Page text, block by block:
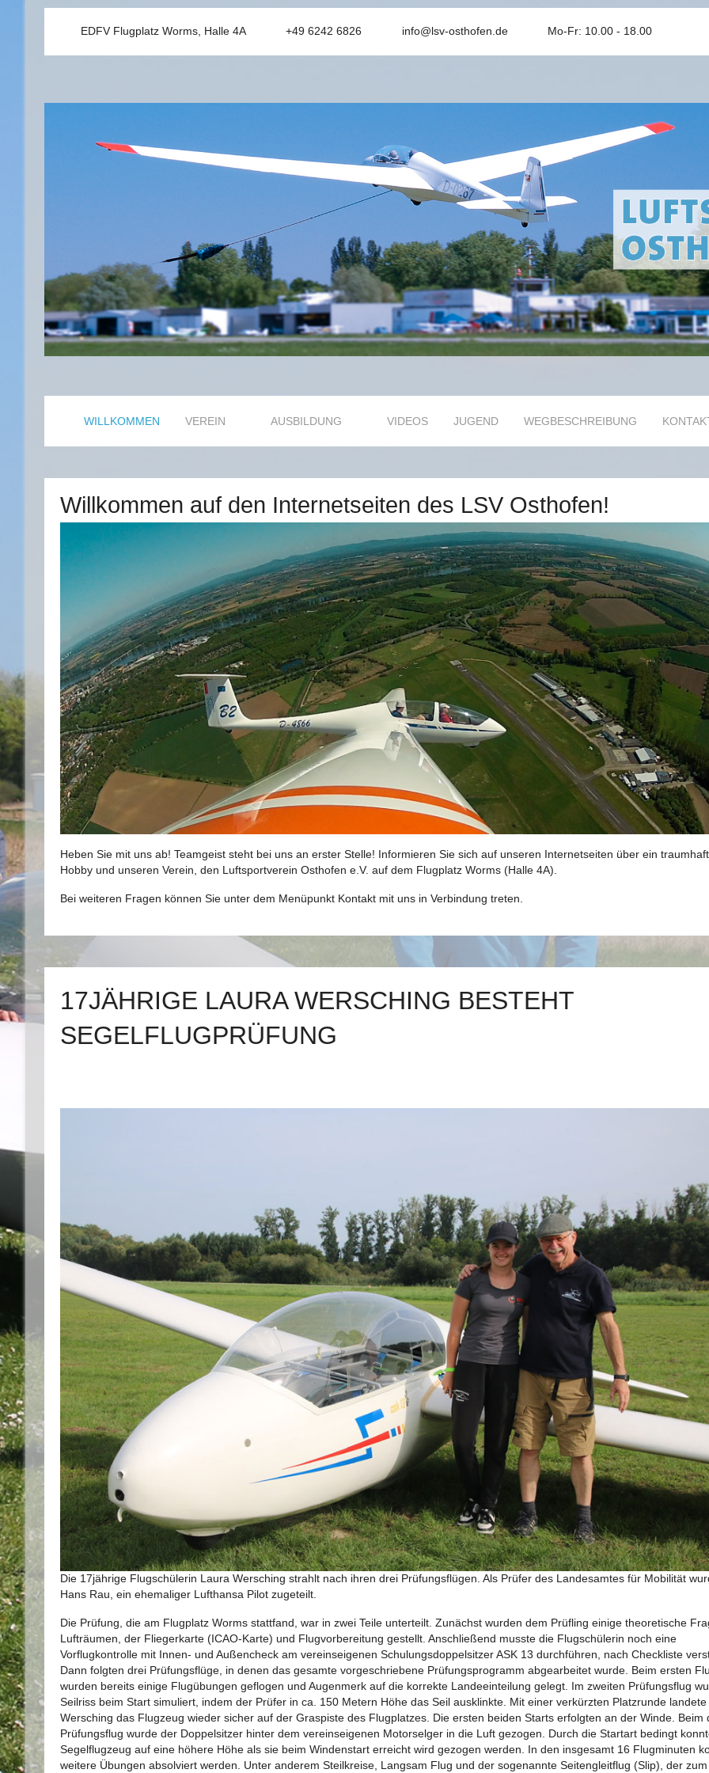
EDFV Flugplatz Worms, Halle 4A +49 6242 6826 info@lsv-osthofen.de Mo-Fr: 10.00 - 18.00
WILLKOMMEN VEREIN AUSBILDUNG VIDEOS JUGEND WEGBESCHREIBUNG
Willkommen auf den Internetseiten des LSV Osthofen!
Heben Sie mit uns ab! Teamgeist steht bei uns an erster Stelle! Informieren Sie sich auf unseren Internetseiten über ein
Hobby und unseren Verein, den Luftsportverein Osthofen e.V. auf dem Flugplatz Worms (Halle 4A).
Bei weiteren Fragen können Sie unter dem Menüpunkt Kontakt mit uns in Verbindung treten.
17JÄHRIGE LAURA WERSCHING BESTEHT
SEGELFLUGPRÜFUNG
Die 17jährige Flugschülerin Laura Wersching strahlt nach ihren drei Prüfungsflügen. Als Prüfer des Landesamtes für Mobilität
Hans Rau, ein ehemaliger Lufthansa Pilot zugeteilt.
Die Prüfung, die am Flugplatz Worms stattfand, war in zwei Teile unterteilt. Zunächst wurden dem Prüfling einige theoretische
Lufträumen, der Fliegerkarte (ICAO-Karte) und Flugvorbereitung gestellt. Anschließend musste die Flugschülerin noch eine
Vorflugkontrolle mit Innen- und Außencheck am vereinseigenen Schulungsdoppelsitzer ASK 13 durchführen, nach Checkliste
Dann folgten drei Prüfungsflüge, in denen das gesamte vorgeschriebene Prüfungsprogramm abgearbeitet wurde. Beim ersten
wurden bereits einige Flugübungen geflogen und Augenmerk auf die korrekte Landeeinteilung gelegt. Im zweiten Prüfungsflug
Seilriss beim Start simuliert, indem der Prüfer in ca. 150 Metern Höhe das Seil ausklinkte. Mit einer verkürzten Platzrunde
Wersching das Flugzeug wieder sicher auf der Graspiste des Flugplatzes. Die ersten beiden Starts erfolgten an der Winde. Beim
Prüfungsflug wurde der Doppelsitzer hinter dem vereinseigenen Motorselger in die Luft gezogen. Durch die Startart bedingt
Segelflugzeug auf eine höhere Höhe als sie beim Windenstart erreicht wird gezogen werden. In den insgesamt 16 Flugminuten
weitere Übungen absolviert werden. Unter anderem Steilkreise, Langsam Flug und der sogenannte Seitengleitflug (Slip), der zum